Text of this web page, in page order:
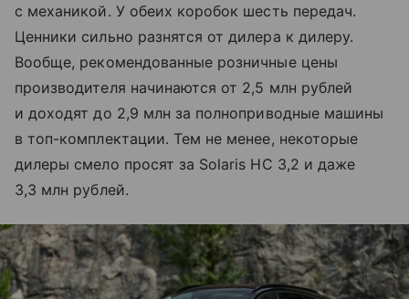
с механикой. У обеих коробок шесть передач.
Ценники сильно разнятся от дилера к дилеру.
Вообще, рекомендованные розничные цены
производителя начинаются от 2,5 млн рублей
и доходят до 2,9 млн за полноприводные машины
в топ-комплектации. Тем не менее, некоторые
дилеры смело просят за Solaris HC 3,2 и даже
3,3 млн рублей.